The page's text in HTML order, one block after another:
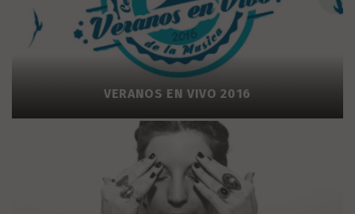
VERANOS EN VIVO 2016